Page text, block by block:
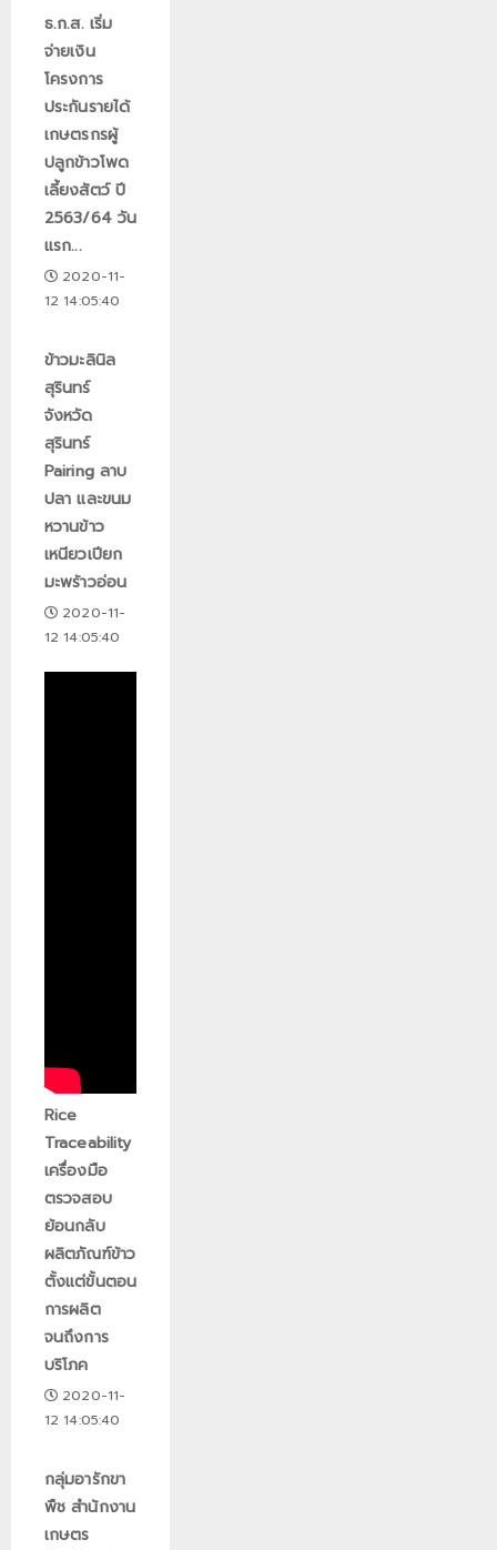
ธ.ก.ส. เริ่ม
จ่ายเงิน
โครงการ
ประกันรายได้
เกษตรกรผู้
ปลูกข้าวโพด
เลี้ยงสัตว์ ปี
2563/64 วัน
แรก...
2020-11-
12 14:05:40
ข้าวมะลินิล
สุรินทร์
จังหวัด
สุรินทร์
Pairing ลาบ
ปลา และขนม
หวานข้าว
เหนียวเปียก
มะพร้าวอ่อน
2020-11-
12 14:05:40
Rice
Traceability
เครื่องมือ
ตรวจสอบ
ย้อนกลับ
ผลิตภัณฑ์ข้าว
ตั้งแต่ขั้นตอน
การผลิต
จนถึงการ
บริโภค
2020-11-
12 14:05:40
กลุ่มอารักขา
พืช สำนักงาน
เกษตร